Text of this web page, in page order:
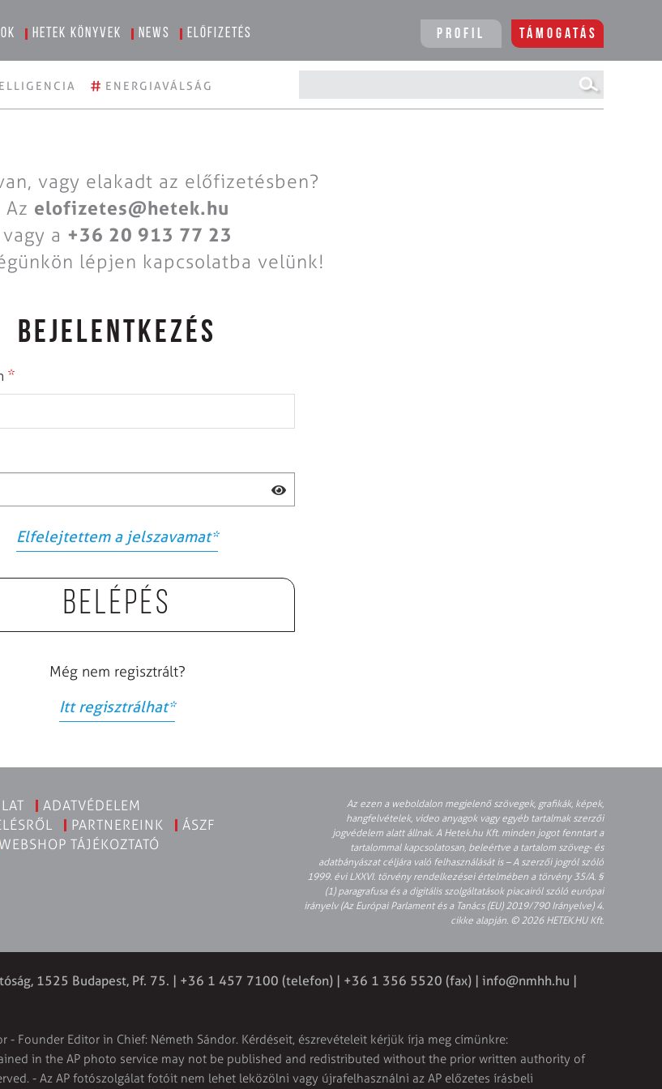
Hetek könyvek News Előfizetés Profil Támogatás
# ENERGIAVÁLSÁG
vagy elakadt az előfizetésben?
Az elofizetes@hetek.hu
vagy a +36 20 913 77 23
lépjen kapcsolatba velünk!
BEJELENTKEZÉS
*
Elfelejtettem a jelszavamat*
Belépés
Még nem regisztrált?
Itt regisztrálhat*
ADATVÉDELEM
PARTNEREINK
ÁSZF
WEBSHOP TÁJÉKOZTATÓ
Az ezen a weboldalon megjelenő szövegek, grafikák, képek,
hangfelvételek, video anyagok vagy egyéb tartalmak szerzői
jogvédelem alatt állnak. A Hetek.hu Kft. minden jogot fenntart a
tartalommal kapcsolatosan, beleértve a tartalom szöveg- és
adatbányászat céljára való felhasználását is – A szerzői jogról szóló
1999. évi LXXVI. törvény rendelkezései értelmében a törvény 35/A. §
(1) paragrafusa és a digitális szolgáltatások piacairól szóló európai
irányelv (Az Európai Parlament és a Tanács (EU) 2019/790 Irányelve) 4.
cikke alapján. © 2026 HETEK.HU Kft.
1525 Budapest, Pf. 75. | +36 1 457 7100 (telefon) | +36 1 356 5520 (fax) | info@nmhh.hu |
- Founder Editor in Chief: Németh Sándor. Kérdéseit, észrevételeit kérjük írja meg címünkre:
in the AP photo service may not be published and redistributed without the prior written authority of
- Az AP fotószolgálat fotóit nem lehet leközölni vagy újrafelhasználni az AP előzetes írásbeli